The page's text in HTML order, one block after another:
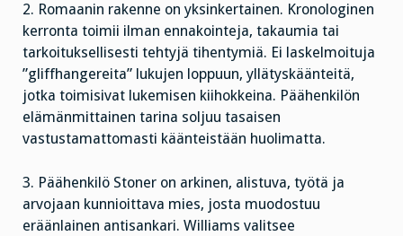
2. Romaanin rakenne on yksinkertainen. Kronologinen
kerronta toimii ilman ennakointeja, takaumia tai
tarkoituksellisesti tehtyjä tihentymiä. Ei laskelmoituja
”gliffhangereita” lukujen loppuun, yllätyskäänteitä,
jotka toimisivat lukemisen kiihokkeina. Päähenkilön
elämänmittainen tarina soljuu tasaisen
vastustamattomasti käänteistään huolimatta.
3. Päähenkilö Stoner on arkinen, alistuva, työtä ja
arvojaan kunnioittava mies, josta muodostuu
eräänlainen antisankari. Williams valitsee